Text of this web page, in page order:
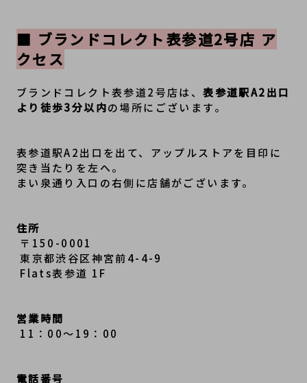
■ ブランドコレクト表参道2号店 ア
クセス
ブランドコレクト表参道2号店は、表参道駅A2出口
より徒歩3分以内の場所にございます。
表参道駅A2出口を出て、アップルストアを目印に
突き当たりを左へ。
まい泉通り入口の右側に店舗がございます。
住所
〒150-0001
東京都渋谷区神宮前4-4-9
Flats表参道 1F
営業時間
11：00～19：00
電話番号